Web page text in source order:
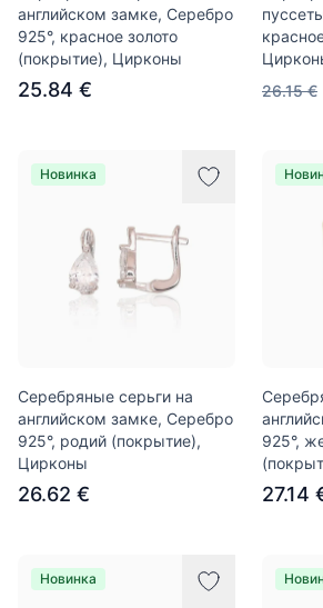
английском замке, Серебро
925°, красное золото
(покрытие), Цирконы
25.84 €
26.15 €
Новинка
Серебряные серьги на
английском замке, Серебро
925°, родий (покрытие),
Цирконы
26.62 €
925°,
27.14
Новинка